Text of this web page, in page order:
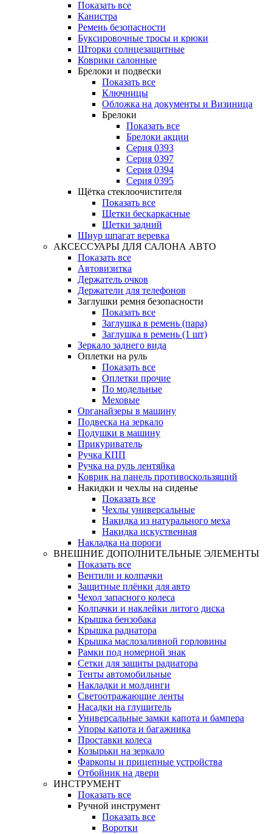
Показать все
Канистра
Ремень безопасности
Буксировочные тросы и крюки
Шторки солнцезащитные
Коврики салонные
Брелоки и подвески
Показать все
Ключницы
Обложка на документы и Визиница
Брелоки
Показать все
Брелоки акции
Серия 0393
Серия 0397
Серия 0394
Серия 0395
Щётка стеклоочистителя
Показать все
Щетки бескаркасные
Щетки задний
Шнур шпагат веревка
АКСЕССУАРЫ ДЛЯ САЛОНА АВТО
Показать все
Автовизитка
Держатель очков
Держатели для телефонов
Заглушки ремня безопасности
Показать все
Заглушка в ремень (пара)
Заглушка в ремень (1 шт)
Зеркало заднего вида
Оплетки на руль
Показать все
Оплетки прочиe
По модельные
Меховые
Органайзеры в машину
Подвеска на зеркало
Подушки в машину
Прикуриватель
Ручка КПП
Ручка на руль лентяйка
Коврик на панель противоскользящий
Накидки и чехлы на сиденье
Показать все
Чехлы универсальные
Накидка из натурального меха
Накидка искуственная
Накладка на пороги
ВНЕШНИЕ ДОПОЛНИТЕЛЬНЫЕ ЭЛЕМЕНТЫ
Показать все
Вентили и колпачки
Защитные плёнки для авто
Чехол запасного колеса
Колпачки и наклейки литого диска
Крышка бензобака
Крышка радиатора
Крышка маслозаливной горловины
Рамки под номерной знак
Сетки для защиты радиатора
Тенты автомобильные
Накладки и молдинги
Светоотражающие ленты
Насадки на глушитель
Универсальные замки капота и бампера
Упоры капота и багажника
Проставки колеса
Козырьки на зеркало
Фаркопы и прицепные устройства
Отбойник на двери
ИНСТРУМЕНТ
Показать все
Ручной инструмент
Показать все
Воротки